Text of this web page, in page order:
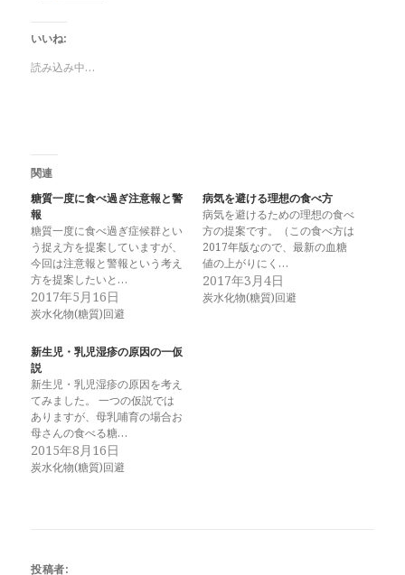
いいね:
読み込み中…
関連
糖質一度に食べ過ぎ注意報と警
報
糖質一度に食べ過ぎ症候群とい
う捉え方を提案していますが、
今回は注意報と警報という考え
方を提案したいと…
2017年5月16日
炭水化物(糖質)回避
病気を避ける理想の食べ方
病気を避けるための理想の食べ
方の提案です。（この食べ方は
2017年版なので、最新の血糖
値の上がりにく…
2017年3月4日
炭水化物(糖質)回避
新生児・乳児湿疹の原因の一仮
説
新生児・乳児湿疹の原因を考え
てみました。 一つの仮説では
ありますが、母乳哺育の場合お
母さんの食べる糖…
2015年8月16日
炭水化物(糖質)回避
投稿者: